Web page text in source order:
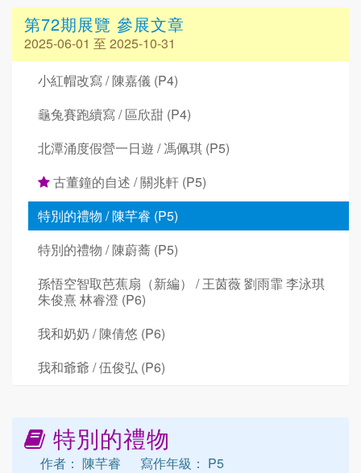
第72期展覽 參展文章
2025-06-01 至 2025-10-31
小紅帽改寫 / 陳嘉儀 (P4)
龜兔賽跑續寫 / 區欣甜 (P4)
北潭涌度假營一日遊 / 馮佩琪 (P5)
古董鐘的自述 / 關兆軒 (P5)
特別的禮物 / 陳芊睿 (P5)
特別的禮物 / 陳蔚蕎 (P5)
孫悟空智取芭蕉扇（新編） / 王茵薇 劉雨霏 李泳琪
朱俊熹 林睿澄 (P6)
我和奶奶 / 陳倩悠 (P6)
我和爺爺 / 伍俊弘 (P6)
特別的禮物
作者： 陳芊睿
寫作年級： P5